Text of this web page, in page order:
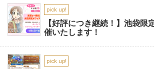
pick up!
【好評につき継続！】池袋限
催いたします！
pick up!